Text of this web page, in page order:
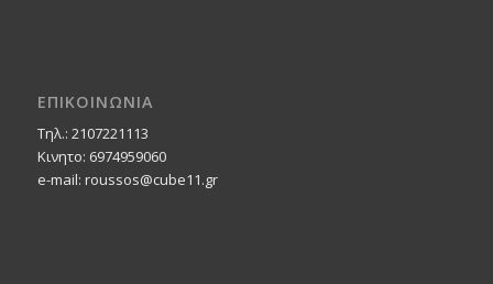
ΕΠΙΚΟΙΝΩΝΙΑ
Τηλ.: 2107221113
Κινητο: 6974959060
e-mail: roussos@cube11.gr